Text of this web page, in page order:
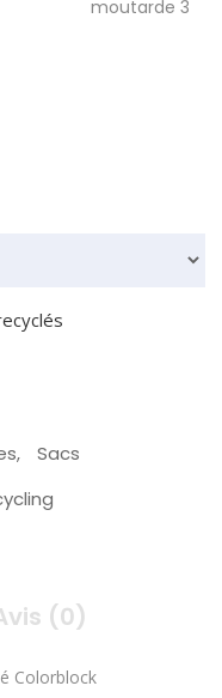
,
Sacs
(0)
Colorblock